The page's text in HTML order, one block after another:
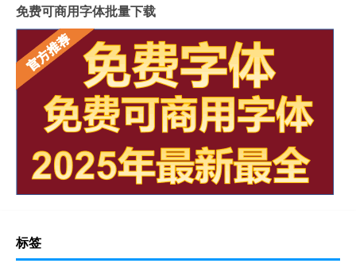
免费可商用字体批量下载
标签